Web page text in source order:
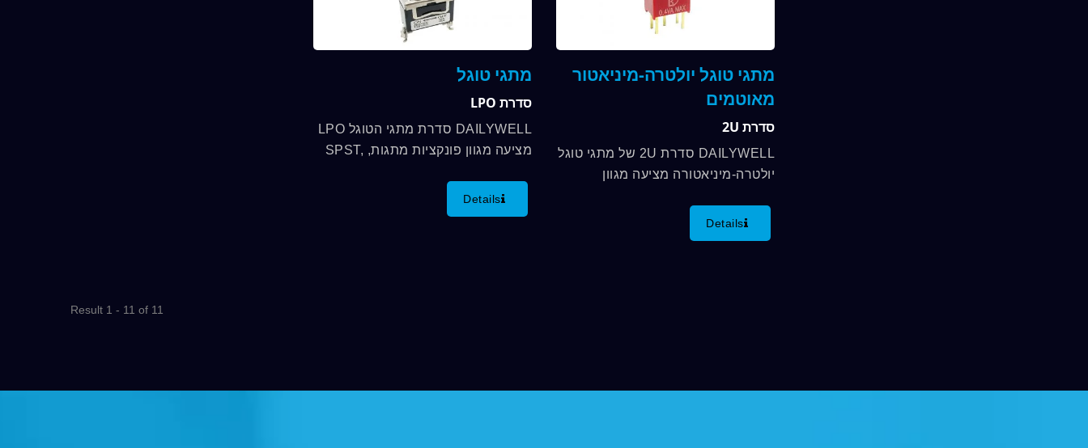
מתגי טוגל יולטרה-מיניאטור
מאוטמים
סדרת 2U
DAILYWELL סדרת 2U של מתגי טוגל
יולטרה-מיניאטורה מציעה מגוון
Details
מתגי טוגל
סדרת LPO
DAILYWELL סדרת מתגי הטוגל LPO
מציעה מגוון פונקציות מתגות, SPST,
Details
Result 1 - 11 of 11